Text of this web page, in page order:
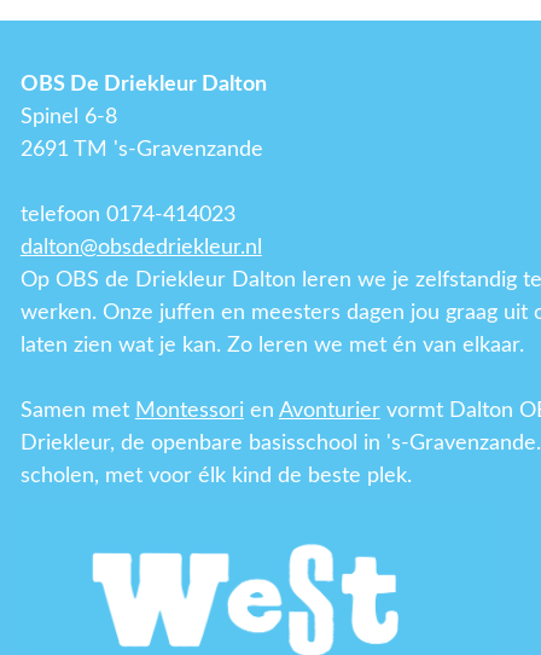
OBS De Driekleur Dalton
Spinel 6-8
2691 TM 's-Gravenzande
telefoon 0174-414023
dalton@obsdedriekleur.nl
Op OBS de Driekleur Dalton leren we je zelfstandig te
werken. Onze juffen en meesters dagen jou graag uit
laten zien wat je kan. Zo leren we met én van elkaar.
Samen met Montessorien Avonturiervormt Dalton
Driekleur, de openbare basisschool in 's-
scholen, met voor élk kind de beste plek.